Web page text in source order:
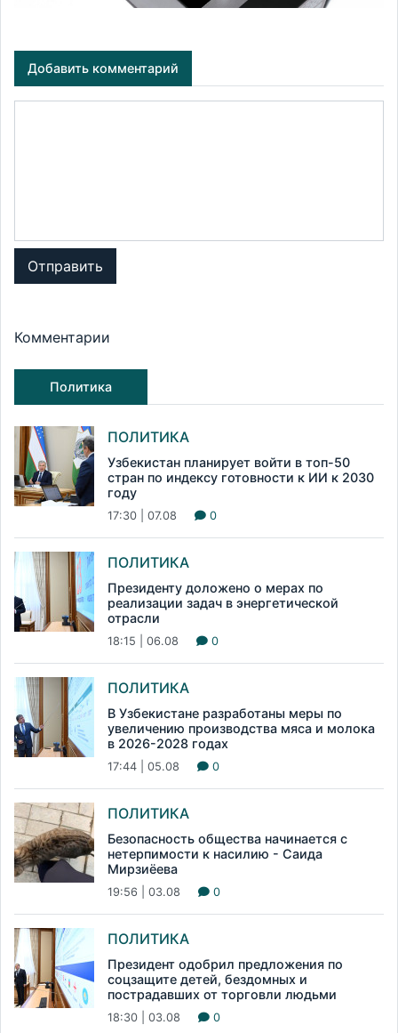
Добавить комментарий
Отправить
Комментарии
Политика
ПОЛИТИКА
Узбекистан планирует войти в топ-50
стран по индексу готовности к ИИ к 2030
году
17:30 | 07.08 0
ПОЛИТИКА
Президенту доложено о мерах по
реализации задач в энергетической
отрасли
18:15 | 06.08 0
ПОЛИТИКА
В Узбекистане разработаны меры по
увеличению производства мяса и молока
в 2026-2028 годах
17:44 | 05.08 0
ПОЛИТИКА
Безопасность общества начинается с
нетерпимости к насилию - Саида
Мирзиёева
19:56 | 03.08 0
ПОЛИТИКА
Президент одобрил предложения по
соцзащите детей, бездомных и
пострадавших от торговли людьми
18:30 | 03.08 0